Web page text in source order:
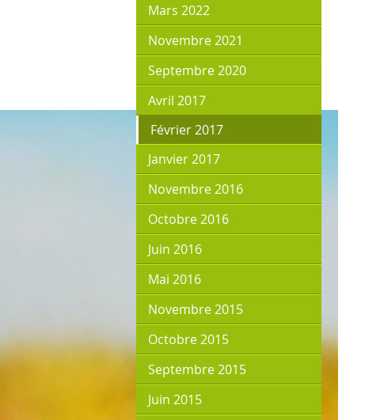
Mars 2022
Novembre 2021
Septembre 2020
Avril 2017
Février 2017
Janvier 2017
Novembre 2016
Octobre 2016
Juin 2016
Mai 2016
Novembre 2015
Octobre 2015
Septembre 2015
Juin 2015